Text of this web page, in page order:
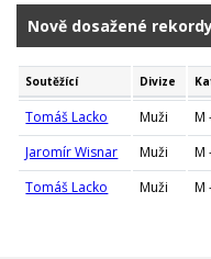
Nově dosažené
Soutěžící Divize
Tomáš Lacko Muži M
Jaromír Wisnar
Muži M
Tomáš Lacko
Muži M